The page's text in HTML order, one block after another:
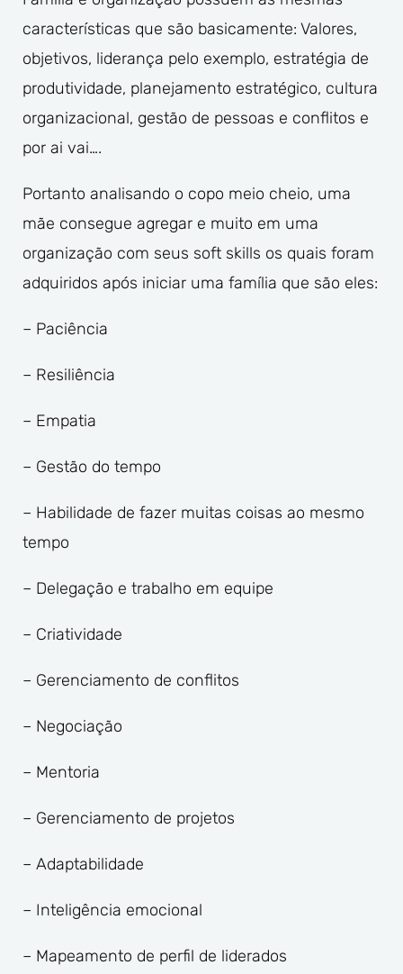
características que são basicamente: Valores,
objetivos, liderança pelo exemplo, estratégia de
produtividade, planejamento estratégico, cultura
organizacional, gestão de pessoas e conflitos e
por ai vai….
Portanto analisando o copo meio cheio, uma
mãe consegue agregar e muito em uma
organização com seus soft skills os quais foram
adquiridos após iniciar uma família que são eles:
– Paciência
– Resiliência
– Empatia
– Gestão do tempo
– Habilidade de fazer muitas coisas ao mesmo
tempo
– Delegação e trabalho em equipe
– Criatividade
– Gerenciamento de conflitos
– Negociação
– Mentoria
– Gerenciamento de projetos
– Adaptabilidade
– Inteligência emocional
– Mapeamento de perfil de liderados